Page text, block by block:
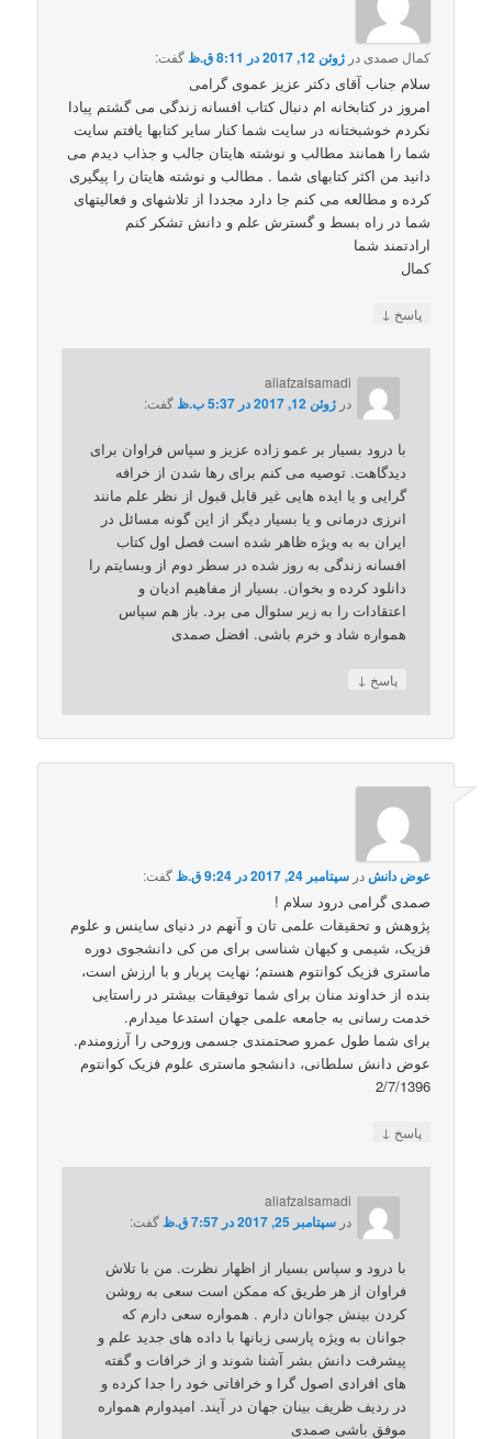
کمال صمدی درژوئن 12, 2017 در 8:11 ق.ظ گفت:
سلام جناب آقای دکتر عزیز عموی گرامی
امروز در کتابخانه ام دنبال کتاب افسانه زندگی می گشتم پیادا
نکردم خوشبختانه در سایت شما کنار سایر کتابها یافتم سایت
شما را همانند مطالب و نوشته هایتان جالب و جذاب دیدم می
دانید من اکثر کتابهای شما . مطالب و نوشته هایتان را پیگیری
کرده و مطالعه می کنم جا دارد مجددا از تلاشهای و فعالیتهای
شما در راه بسط و گسترش علم و دانش تشکر کنم
ارادتمند شما
کمال
پاسخ ↓
aliafzalsamadi
درژوئن 12, 2017 در 5:37 ب.ظ گفت:
با درود بسیار بر عمو زاده عزیز و سپاس فراوان برای
دیدگاهت. توصیه می کنم برای رها شدن از خرافه
گرایی و یا ایده هایی غیر قابل قبول از نظر علم مانند
انرزی درمانی و یا بسیار دیگر از این گونه مسائل در
ایران به به ویژه ظاهر شده است فصل اول کتاب
افسانه زندگی به روز شده در سطر دوم از وبسایتم را
دانلود کرده و بخوان. بسیار از مفاهیم ادیان و
اعتقادات را به زیر سئوال می برد. باز هم سپاس
همواره شاد و خرم باشی. افضل صمدی
پاسخ ↓
عوض دانشدرسپتامبر 24, 2017 در 9:24 ق.ظ گفت:
صمدی گرامی درود سلام !
پژوهش و تحقیقات علمی تان و آنهم در دنیای ساینس و علوم
فزیک، شیمی و کیهان شناسی برای من کی دانشجوی دوره
ماستری فزیک کوانتوم هستم؛ نهایت پربار و با ارزش است،
بنده از خداوند منان برای شما توفیقات بیشتر در راستایی
خدمت رسانی به جامعه علمی جهان استدعا میدارم.
برای شما طول عمرو صحتمندی جسمی وروحی را آرزومندم.
عوض دانش سلطانی، دانشجو ماستری علوم فزیک کوانتوم
2/7/1396
پاسخ ↓
aliafzalsamadi
درسپتامبر 25, 2017 در 7:57 ق.ظ گفت:
با درود و سپاس بسیار از اظهار نظرت. من با تلاش
فراوان از هر طریق که ممکن است سعی به روشن
کردن بینش جوانان دارم . همواره سعی دارم که
جوانان به ویژه پارسی زبانها با داده های جدید علم و
پیشرفت دانش بشر آشنا شوند و از خرافات و گفته
های افرادی اصول گرا و خرافاتی خود را جدا کرده و
در ردیف ظریف بینان جهان در آیند. امیدوارم همواره
موفق باشی صمدی